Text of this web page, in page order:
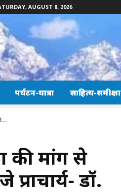
AUGUST 8, 2026
पर्यटन-यात्रा साहित्य-समीक्षा
की मांग से
डॉ.